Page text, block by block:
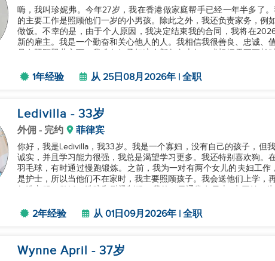
嗨，我叫珍妮弗。今年27岁，我在香港做家庭帮手已经一年半多了
的主要工作是照顾他们一岁的小男孩。除此之外，我还负责家务，例
做饭。不幸的是，由于个人原因，我决定结束我的合同，我将在
新的雇主。我是一个勤奋和关心他人的人。我相信我很善良、忠诚、
1年经验 从 25日08月2026年 | 全职
Ledivilla - 33岁
外佣 - 完约 菲律宾
你好，我是Ledivilla，我33岁。我是一个寡妇，没有自己的孩子，但
诚实，并且学习能力很强，我总是渴望学习更多。我还特别喜欢狗。
羽毛球，有时通过慢跑锻炼。之前，我为一对有两个女儿的夫妇工作
是护士，所以当他们不在家时，我主要照顾孩子。我会送他们上学，
2年经验 从 01日09月2026年 | 全职
Wynne April - 37岁